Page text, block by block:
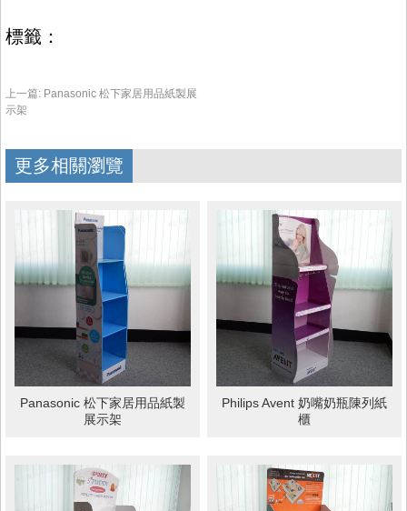
標籤：
上一篇: Panasonic 松下家居用品紙製展
示架
更多相關瀏覽
Panasonic 松下家居用品紙製
展示架
Philips Avent 奶嘴奶瓶陳列紙
櫃